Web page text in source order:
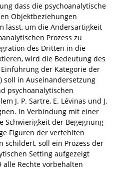
dass die psychoanalytische
Objektbeziehungen
lässt, um die Andersartigkeit
Prozess zu
des Dritten in die
wird die Bedeutung des
der Kategorie der
soll in Auseinandersetzung
psychoanalytischen
J. P. Sartre, E. Lévinas und J.
In Verbindung mit einer
Schwierigkeit der Begegnung
Figuren der verfehlten
schildert, soll ein Prozess der
Setting aufgezeigt
alle Rechte vorbehalten